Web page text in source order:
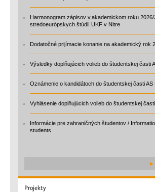
Harmonogram zápisov v akademickom roku
stredoeurópskych štúdií UKF v Nitre
Dodatočné prijímacie konanie na akademický rok
Výsledky doplňujúcich volieb do študentskej časti
Oznámenie o kandidátoch do študentskej časti AS
Vyhlásenie doplňujúcich volieb do študentskej
Informácie pre zahraničných študentov /
students
►
Projekty